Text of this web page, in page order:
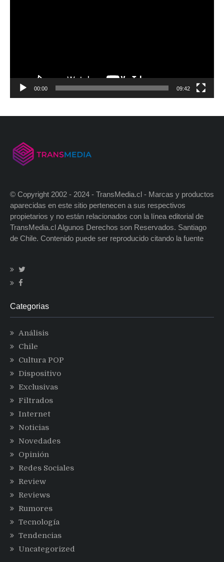
00:00 09:42
© Copyright 2002 - 2024 - TransMedia.cl - Marcas y productos
aparecidas en este sitio pertenecen a sus respectivos
propietarios y no están relacionados con la línea editorial de
TransMedia.cl Algunos Derechos son Reservados. Santiago
de Chile. Contenido puede ser reproducido citando la fuente
Categorias
Análisis
Chile
Cultura POP
Dispositivo
Exclusivas
Filtrados
Internet
Noticias
Novedades
Opinión
Redes Sociales
Review
Reviews
Rumores
Tecnología
Tendencias
Uncategorized